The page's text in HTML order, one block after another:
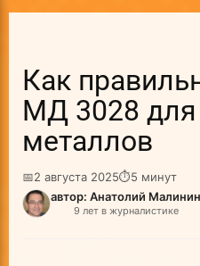
Как
МД 3028 для
металлов
📅2 августа 2025⏱5 минут
автор: Анатолий Малинин
9 лет в журналистике